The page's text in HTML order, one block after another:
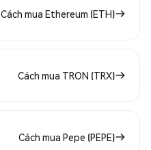
Cách mua Ethereum (ETH)
Cách mua TRON (TRX)
Cách mua Pepe (PEPE)